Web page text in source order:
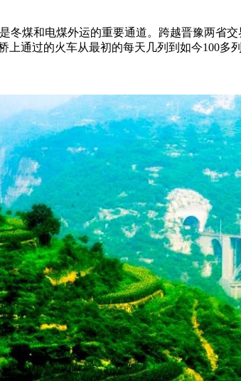
冬煤和电煤外运的重要通道。跨越晋豫两省
上通过的火车从最初的每天几列到如今100